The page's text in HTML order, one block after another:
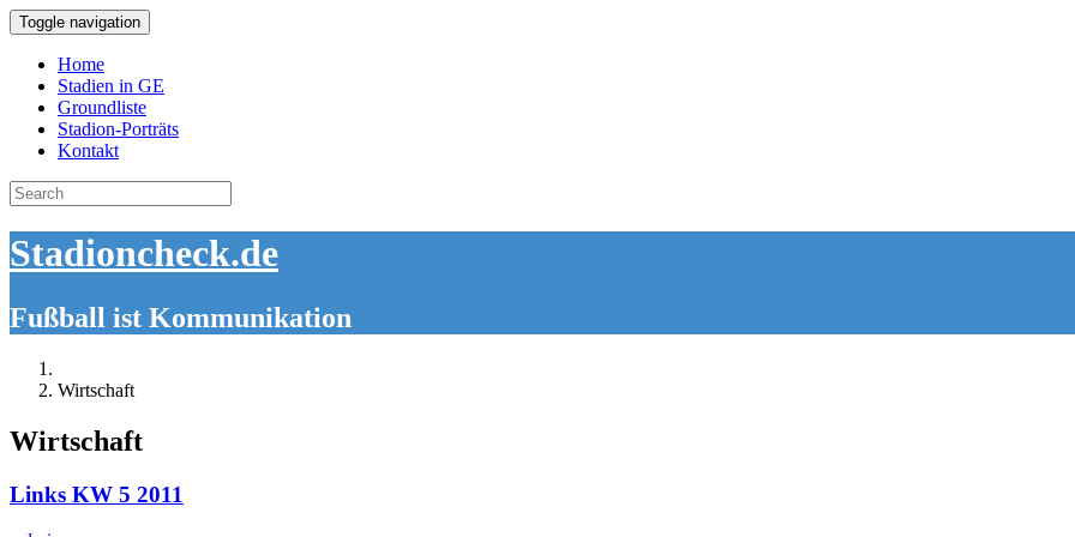
Toggle navigation
Home
Stadien in GE
Groundliste
Stadion-Porträts
Kontakt
Search
for:
Stadioncheck.de
Fußball ist Kommunikation
Wirtschaft
Wirtschaft
Links KW 5 2011